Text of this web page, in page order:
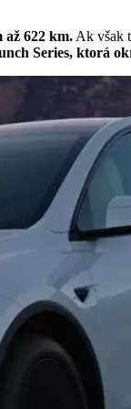
až 622 km. Ak však
Series, ktorá